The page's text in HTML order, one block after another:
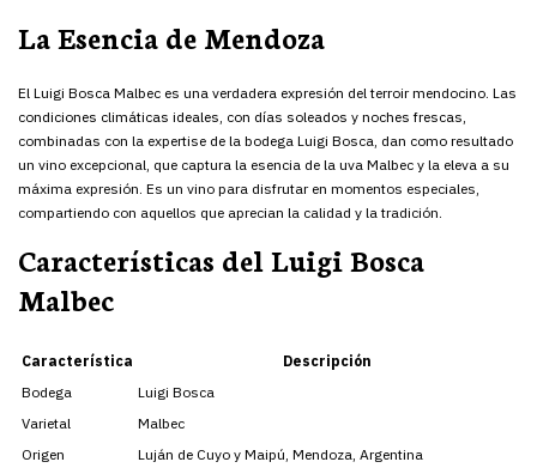
La Esencia de Mendoza
El Luigi Bosca Malbec es una verdadera expresión del terroir mendocino. Las
condiciones climáticas ideales, con días soleados y noches frescas,
combinadas con la expertise de la bodega Luigi Bosca, dan como resultado
un vino excepcional, que captura la esencia de la uva Malbec y la eleva a su
máxima expresión. Es un vino para disfrutar en momentos especiales,
compartiendo con aquellos que aprecian la calidad y la tradición.
Características del Luigi Bosca
Malbec
Característica
Descripción
Bodega
Luigi Bosca
Varietal
Malbec
Origen
Luján de Cuyo y Maipú, Mendoza, Argentina